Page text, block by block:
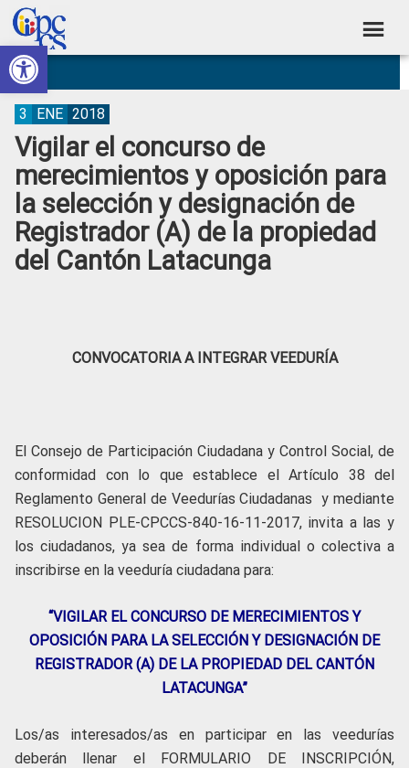
Abrir barra de herramientas
Skip
to
primary
navigation
Skip
to
main
content
Skip
to
primary
sidebar
Skip
to
footer
Consejo
de
Participación
Ciudadana
Control
Social
Construyendo
Poder
Ciudadano
Vigilar el concurso de
merecimientos y oposición para
la selección y designación de
Registrador (A) de la propiedad
del Cantón Latacunga
3 ENE 2018
CONVOCATORIA A INTEGRAR VEEDURÍA
El Consejo de Participación Ciudadana y Control Social, de
conformidad con lo que establece el Artículo 38 del
Reglamento General de Veedurías Ciudadanas y mediante
RESOLUCION PLE-CPCCS-840-16-11-2017, invita a las y
los ciudadanos, ya sea de forma individual o colectiva a
inscribirse en la veeduría ciudadana para:
“VIGILAR EL CONCURSO DE MERECIMIENTOS Y
OPOSICIÓN PARA LA SELECCIÓN Y DESIGNACIÓN DE
REGISTRADOR (A) DE LA PROPIEDAD DEL CANTÓN
LATACUNGA”
Los/as interesados/as en participar en las veedurías
deberán llenar el FORMULARIO DE INSCRIPCIÓN,